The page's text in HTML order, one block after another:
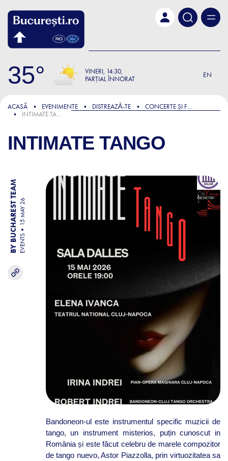
35 VINERI 14:30
PARȚIAL ÎNNORAT
EN
ACASĂ EVENIMENTE DISTREAZǍ-TE
CONCERTE ȘI FESTIVALURI
INTIMATE TANGO
INTIMATE TANGO
BY BUCHAREST TEAM EVENTS
15 MAY 26
Bandoneon-ul este instrumentul specific muzicii de
tango, un instrument misterios, puțin cunoscut in
România și este făcut celebru de marele compozitor
de tango nuevo, Astor Piazzolla, prin virtuozitatea sa